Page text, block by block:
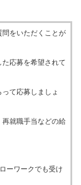
問をいただくことが
応募を希望されて
て応募しましょ
再就職手当などの給
ーワークでも受け